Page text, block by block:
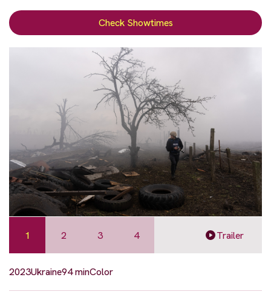
Check Showtimes
1 2 3 4 Trailer
2023Ukraine94 minColor